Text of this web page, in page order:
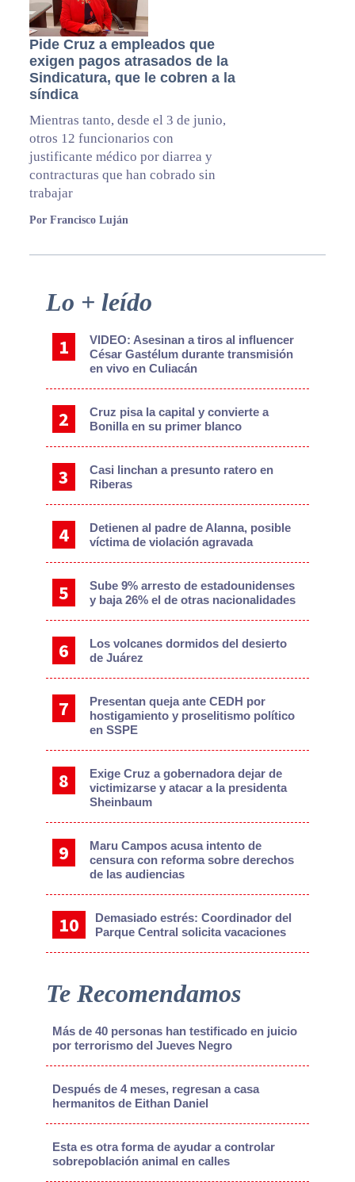
Pide Cruz a empleados que
exigen pagos atrasados de la
Sindicatura, que le cobren a la
síndica
Mientras tanto, desde el 3 de junio,
otros 12 funcionarios con
justificante médico por diarrea y
contracturas que han cobrado sin
trabajar
Por Francisco Luján
Primary
Lo + leído
VIDEO: Asesinan a tiros al influencer
César Gastélum durante transmisión
en vivo en Culiacán
Cruz pisa la capital y convierte a
Bonilla en su primer blanco
Casi linchan a presunto ratero en
Riberas
Detienen al padre de Alanna, posible
víctima de violación agravada
Sube 9% arresto de estadounidenses
y baja 26% el de otras nacionalidades
Los volcanes dormidos del desierto
de Juárez
Presentan queja ante CEDH por
hostigamiento y proselitismo político
en SSPE
Exige Cruz a gobernadora dejar de
victimizarse y atacar a la presidenta
Sheinbaum
Maru Campos acusa intento de
censura con reforma sobre derechos
de las audiencias
Demasiado estrés: Coordinador del
Parque Central solicita vacaciones
Te Recomendamos
Más de 40 personas han testificado en juicio
por terrorismo del Jueves Negro
Después de 4 meses, regresan a casa
hermanitos de Eithan Daniel
Esta es otra forma de ayudar a controlar
sobrepoblación animal en calles